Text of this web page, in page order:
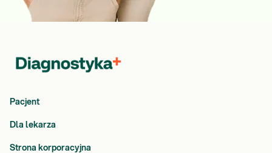
Pacjent
Dla lekarza
Strona korporacyjna